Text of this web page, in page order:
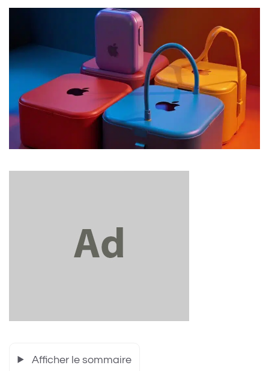
Afficher le sommaire